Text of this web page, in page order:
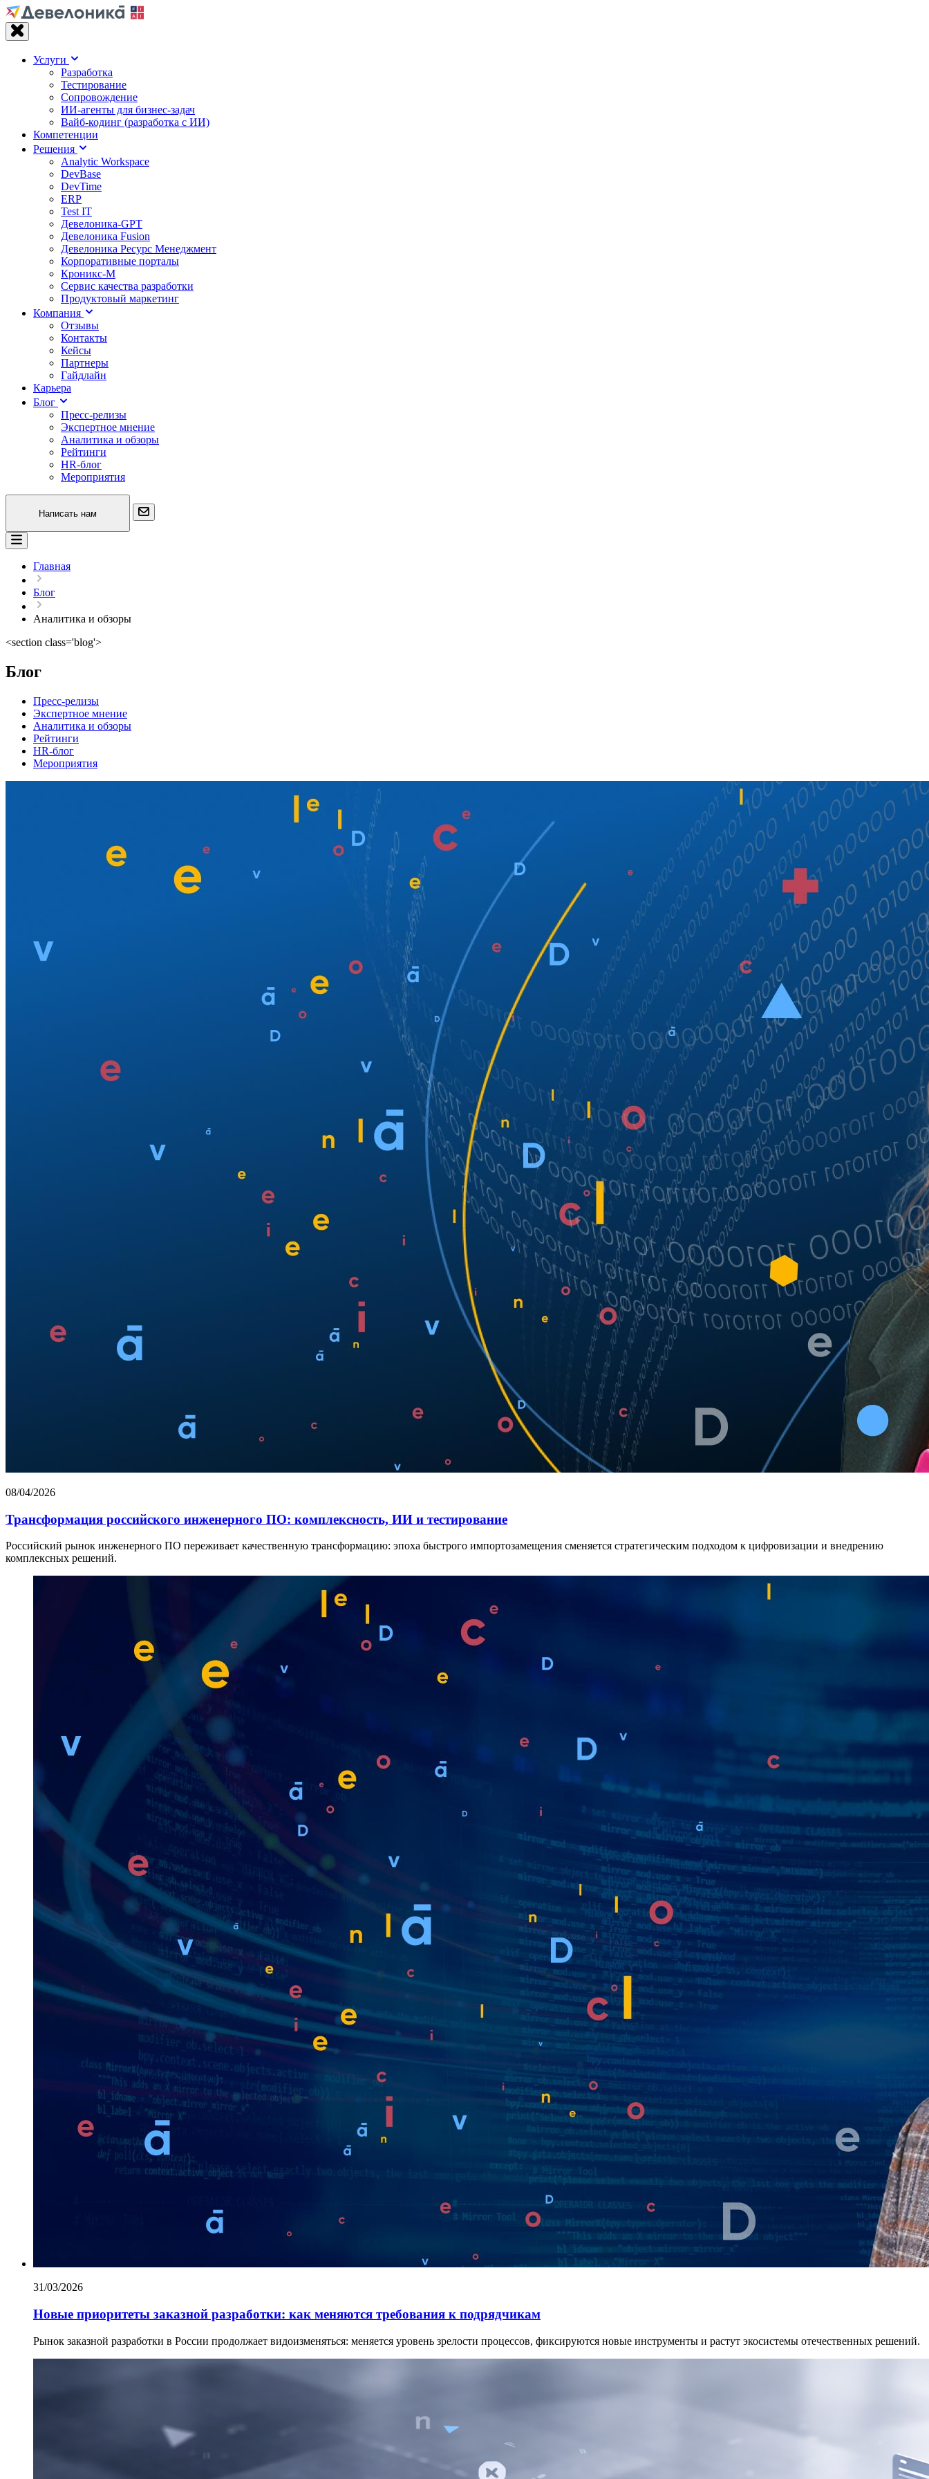
Услуги
Разработка
Тестирование
Сопровождение
ИИ-агенты для бизнес-задач
Вайб‑кодинг (разработка с ИИ)
Компетенции
Решения
Analytic Workspace
DevBase
DevTime
ERP
Test IT
Девелоника-GPT
Девелоника Fusion
Девелоника Ресурс Менеджмент
Корпоративные порталы
Кроникс-М
Сервис качества разработки
Продуктовый маркетинг
Компания
Отзывы
Контакты
Кейсы
Партнеры
Гайдлайн
Карьера
Блог
Пресс-релизы
Экспертное мнение
Аналитика и обзоры
Рейтинги
HR-блог
Мероприятия
Написать нам
Главная
Блог
Аналитика и обзоры
<section class='blog'>
Блог
Пресс-релизы
Экспертное мнение
Аналитика и обзоры
Рейтинги
HR-блог
Мероприятия
08/04/2026
Трансформация российского инженерного ПО: комплексность, ИИ и тестирование
Российский рынок инженерного ПО переживает качественную трансформацию: эпоха быстрого импортозамещения сменяется стратегическим подходом к цифровизации и внедрению
комплексных решений.
31/03/2026
Новые приоритеты заказной разработки: как меняются требования к подрядчикам
Рынок заказной разработки в России продолжает видоизменяться: меняется уровень зрелости процессов, фиксируются новые инструменты и растут экосистемы отечественных решений.